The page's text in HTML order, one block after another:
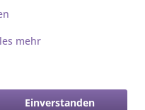
mehr
Einverstanden